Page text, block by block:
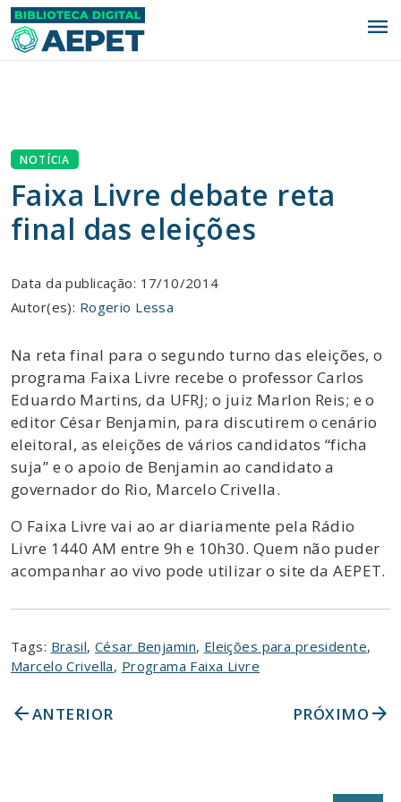
menu
NOTÍCIA
Faixa Livre debate reta
final das eleições
Data da publicação: 17/10/2014
Autor(es): Rogerio Lessa
Na reta final para o segundo turno das eleições, o
programa Faixa Livre recebe o professor Carlos
Eduardo Martins, da UFRJ; o juiz Marlon Reis; e o
editor César Benjamin, para discutirem o cenário
eleitoral, as eleições de vários candidatos “ficha
suja” e o apoio de Benjamin ao candidato a
governador do Rio, Marcelo Crivella.
O Faixa Livre vai ao ar diariamente pela Rádio
Livre 1440 AM entre 9h e 10h30. Quem não puder
acompanhar ao vivo pode utilizar o site da AEPET.
Tags: Brasil, César Benjamin, Eleições para presidente,
Marcelo Crivella, Programa Faixa Livre
arrow_backANTERIOR PRÓXIMO arrow_forward